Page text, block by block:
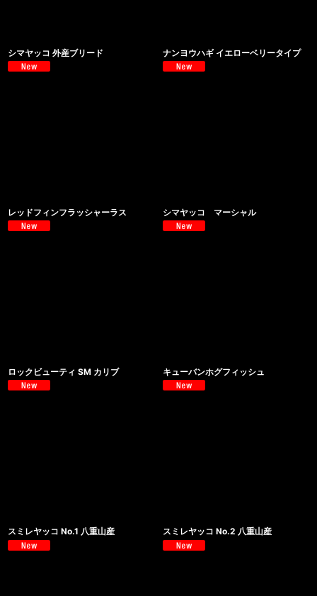
シマヤッコ 外産ブリード ナンヨウハギ イエローベリータイプ
レッドフィンフラッシャーラス シマヤッコ マーシャル
ロックビューティ SM カリブ キューバンホグフィッシュ
スミレヤッコ No.1 八重山産 スミレヤッコ No.2 八重山産